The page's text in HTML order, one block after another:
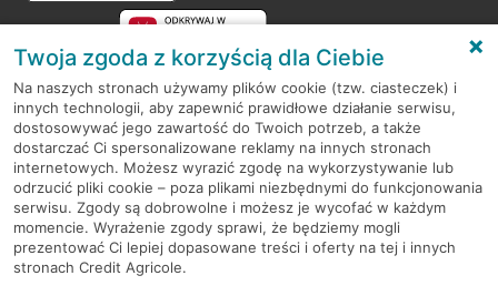
RODO
Regulamin serwisu
Mapa serwisu
PolitykaCookies
Twoja zgoda z korzyścią dla Ciebie
Na naszych stronach używamy plików cookie (tzw. ciasteczek) i
innych technologii, aby zapewnić prawidłowe działanie serwisu,
dostosowywać jego zawartość do Twoich potrzeb, a także
dostarczać Ci spersonalizowane reklamy na innych stronach
internetowych. Możesz wyrazić zgodę na wykorzystywanie lub
odrzucić pliki cookie – poza plikami niezbędnymi do funkcjonowania
serwisu. Zgody są dobrowolne i możesz je wycofać w każdym
momencie. Wyrażenie zgody sprawi, że będziemy mogli
prezentować Ci lepiej dopasowane treści i oferty na tej i innych
stronach Credit Agricole.